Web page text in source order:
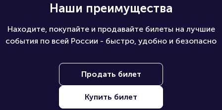
Наши преимущества
Находите, покупайте и продавайте билеты на лучшие
события по всей России - быстро, удобно и безопасно
Продать билет
Купить билет